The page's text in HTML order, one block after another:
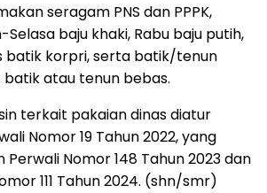
seragam PNS dan PPPK,
baju khaki, Rabu baju putih,
batik korpri, serta batik/tenun
atau tenun bebas.
terkait pakaian dinas diatur
Nomor 19 Tahun 2022, yang
Nomor 148 Tahun 2023 dan
111 Tahun 2024. (shn/smr)